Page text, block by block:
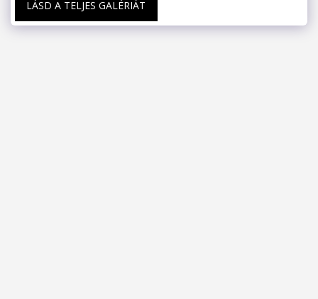
LÁSD A TELJES GALÉRIÁT